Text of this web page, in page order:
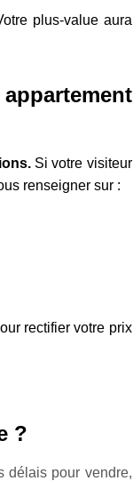
plus-value aura
Si votre visiteur
renseigner sur :
rectifier votre prix
?
délais pour vendre,